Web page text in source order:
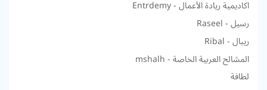
اكاديمية ريادة الأعمال - Entrdemy
رسيل - Raseel
ريبال - Ribal
المشالح العربية الخاصة - mshalh
لطافة